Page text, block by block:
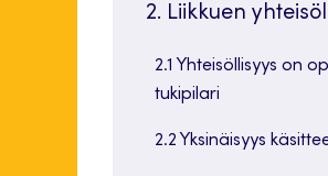
2. Liikkuen
2.1 Yhteisöllisyys on
tukipilari
2.2 Yksinäisyys